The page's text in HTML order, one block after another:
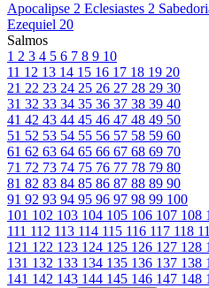
Apocalipse 2 Eclesiastes 2
Ezequiel 20
Salmos
1 2 3 4 5 6 7 8 9 10
11 12 13 14 15 16 17 18 19 20
21 22 23 24 25 26 27 28 29 30
31 32 33 34 35 36 37 38 39 40
41 42 43 44 45 46 47 48 49 50
51 52 53 54 55 56 57 58 59 60
61 62 63 64 65 66 67 68 69 70
71 72 73 74 75 76 77 78 79 80
81 82 83 84 85 86 87 88 89 90
91 92 93 94 95 96 97 98 99 100
101 102 103 104 105 106 107 108
111 112 113 114 115 116 117 118
121 122 123 124 125 126 127 128
131 132 133 134 135 136 137 138
141 142 143 144 145 146 147 148